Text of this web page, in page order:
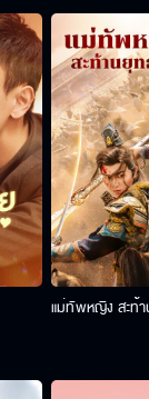
แม่ทัพหญิง สะท้